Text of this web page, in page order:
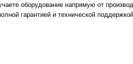
оборудование напрямую от
гарантией и технической